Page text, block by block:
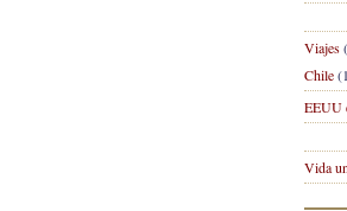
Viajes
Chile
EEUU
Vida